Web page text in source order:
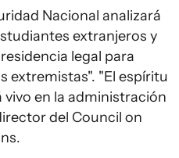
Nacional analizará
extranjeros y
legal para
extremistas". "El espíritu
en la administración
del Council on